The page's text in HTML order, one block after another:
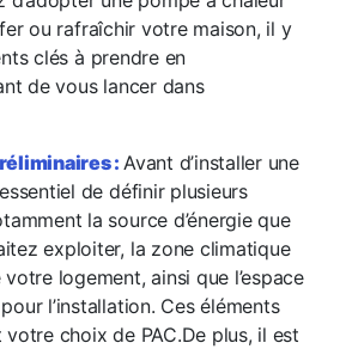
ou rafraîchir votre maison, il y
clés à prendre en
de vous lancer dans
: Avant d’installer une
de définir plusieurs
la source d’énergie que
exploiter, la zone climatique
logement, ainsi que l’espace
l’installation. Ces éléments
votre choix de PAC.De plus, il est